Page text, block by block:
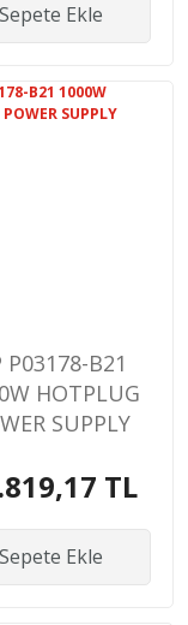
Sepete Ekle
P03178-B21
HOTPLUG
SUPPLY
TL
Sepete Ekle